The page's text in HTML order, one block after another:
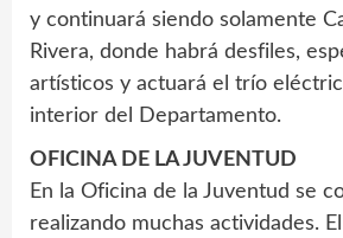
y continuará siendo solamente
Rivera, donde habrá desfiles,
artísticos y actuará el trío
interior del Departamento.
OFICINA DE LA JUVENTUD
En la Oficina de la Juventud se
realizando muchas actividades.